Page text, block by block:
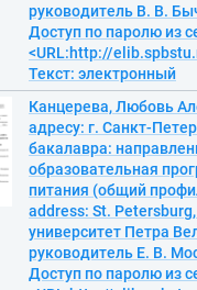
руководитель В. В.
Доступ по паролю из
<URL:http://
Текст: электронный
Канцерева, Любовь
адресу: г. Санкт-
бакалавра:
образовательная
питания (общий
address: St.
университет Петра
руководитель Е. В.
Доступ по паролю из